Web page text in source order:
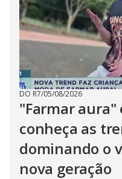
DO R7/05/08/2026
"Farmar aura"
conheça as
dominando o
nova geração